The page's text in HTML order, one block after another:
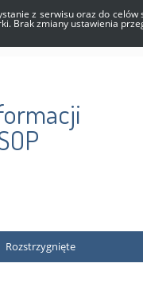
z serwisu oraz do
Brak zmiany ustawienia
Rozstrzygnięte